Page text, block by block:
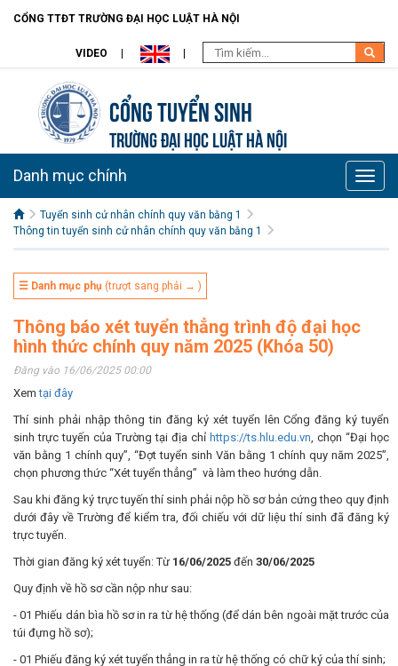
CỔNG TTĐT TRƯỜNG ĐẠI HỌC LUẬT HÀ NỘI
VIDEO
Cổng tuyển sinh
TRƯỜNG ĐẠI HỌC LUẬT HÀ NỘI
Toggle
Danh mục chính
Tuyển sinh cử nhân chính quy văn bằng 1
Thông tin tuyển sinh cử nhân chính quy văn bằng 1
☰ Danh mục phụ (trượt sang phải → )
Thông báo xét tuyển thẳng trình độ đại học
hình thức chính quy năm 2025 (Khóa 50)
Đăng vào 16/06/2025 00:00
Xemtại đây
Thí sinh phải nhập thông tin đăng ký xét tuyển lên Cổng đăng ký tuyển
sinh trực tuyến của Trường tại địa chỉ https://ts.hlu.edu.vn, chọn “Đại học
văn bằng 1 chính quy”, “Đợt tuyển sinh Văn bằng 1 chính quy năm 2025”,
chọn phương thức “Xét tuyển thẳng” và làm theo hướng dẫn.
Sau khi đăng ký trực tuyến thí sinh phải nộp hồ sơ bản cứng theo quy định
dưới đây về Trường để kiểm tra, đối chiếu với dữ liệu thí sinh đã đăng ký
trực tuyến.
Thời gian đăng ký xét tuyển: Từ 16/06/2025 đến 30/06/2025
Quy định về hồ sơ cần nộp như sau:
- 01 Phiếu dán bìa hồ sơ in ra từ hệ thống (để dán bên ngoài mặt trước của
túi đựng hồ sơ);
- 01 Phiếu đăng ký xét tuyển thẳng in ra từ hệ thống có chữ ký của thí sinh;